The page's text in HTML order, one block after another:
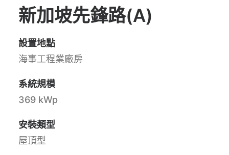
新加坡先鋒路(A)
設置地點
海事工程業廠房
系統規模
369 kWp
安裝類型
屋頂型